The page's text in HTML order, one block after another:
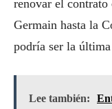
renovar el
Germain hasta la
podría ser la
Lee también: